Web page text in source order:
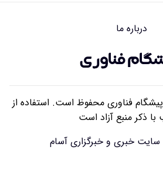
درباره ما
فناوری محفوظ است. استفاده از
با ذکر منبع آزاد است
خبری و خبرگزاری آسام